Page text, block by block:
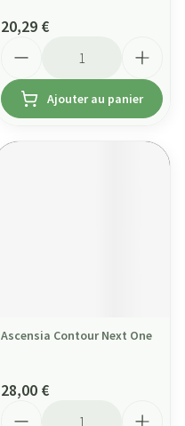
20,29 €
Ajouter au panier
Ascensia Contour Next One
28,00 €